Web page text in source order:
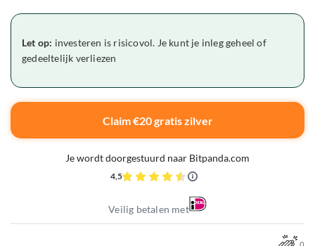
Let op: investeren is risicovol. Je kunt je inleg geheel of
gedeeltelijk verliezen
Claim €20 gratis zilver
Je wordt doorgestuurd naar Bitpanda.com
4,5
Veilig betalen met